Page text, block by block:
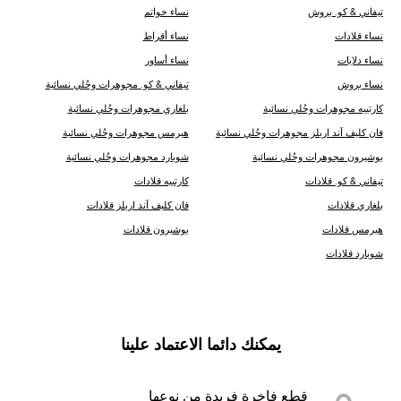
تيفاني & كو. بروش نساء خواتم
نساء قلادات نساء أقراط
نساء دلايات نساء أساور
نساء بروش تيفاني & كو. مجوهرات وحُلي نسائية
كارتييه مجوهرات وحُلي نسائية بلغاري مجوهرات وحُلي نسائية
فان كليف آند اربلز مجوهرات وحُلي نسائية هيرمس مجوهرات وحُلي نسائية
بوشيرون مجوهرات وحُلي نسائية شوبارد مجوهرات وحُلي نسائية
تيفاني & كو. قلادات كارتييه قلادات
بلغاري قلادات فان كليف آند اربلز قلادات
هيرمس قلادات بوشيرون قلادات
شوبارد قلادات
يمكنك دائما الاعتماد علينا
قطع فاخرة فريدة من نوعها